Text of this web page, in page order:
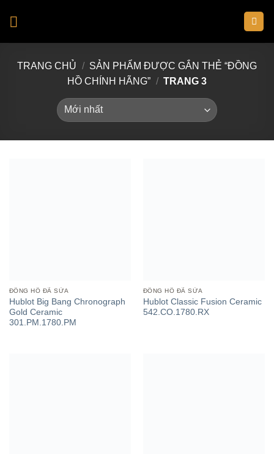
TRANG CHỦ / SẢN PHẨM ĐƯỢC GẮN THẺ “ĐỒNG
HỒ CHÍNH HÃNG” / TRANG 3
ĐỒNG HỒ ĐÃ SỬA
Hublot Big Bang Chronograph
Gold Ceramic
301.PM.1780.PM
ĐỒNG HỒ ĐÃ SỬA
Hublot Classic Fusion Ceramic
542.CO.1780.RX